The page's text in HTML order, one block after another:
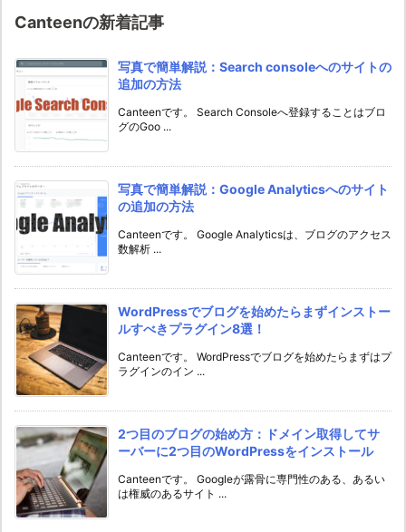
Canteenの新着記事
写真で簡単解説：Search consoleへのサイトの
追加の方法
Canteenです。 Search Consoleへ登録することはブロ
グのGoo ...
写真で簡単解説：Google Analyticsへのサイト
の追加の方法
Canteenです。 Google Analyticsは、ブログのアクセス
数解析 ...
WordPressでブログを始めたらまずインストー
ルすべきプラグイン8選！
Canteenです。 WordPressでブログを始めたらまずはプ
ラグインのイン ...
2つ目のブログの始め方：ドメイン取得してサ
ーバーに2つ目のWordPressをインストール
Canteenです。 Googleが露骨に専門性のある、あるい
は権威のあるサイト ...